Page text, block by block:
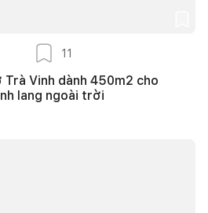
11
Trà Vinh dành 450m2 cho
lang ngoài trời